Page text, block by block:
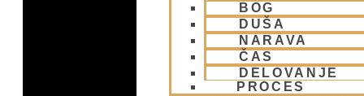
BOG
DUŠA
NARAVA
ČAS
DELOVANJE
PROCES